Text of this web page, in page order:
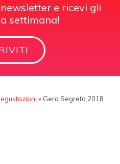
e ricevi gli
settimana!
» Gera Segreta 2018